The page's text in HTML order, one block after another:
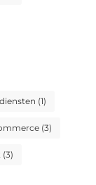
(1)
(3)
(3)